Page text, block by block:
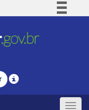
Comunica BR
Legislação
Toggle